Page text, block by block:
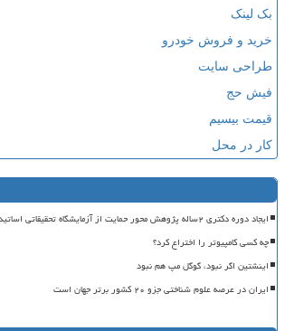
بک لینک
خرید و فروش خودرو
طراحی سایت
فیش حج
قیمت بیسیم
کار در محل
ایجاد دوره دکتری ۲ساله پژوهش محور حمایت از آزمایشگاه تحقیقاتی اساتید
چه کسی کامپیوتر را اختراع کرد؟
اینشتین اگر نبود، گوگل مپ هم نبود
ایران در عرصه علوم شناختی جزو ۲۰ کشور برتر جهان است